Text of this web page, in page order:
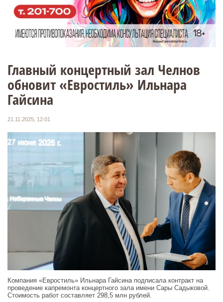
Главный концертный зал Челнов
обновит «Евростиль» Ильнара
Гайсина
21.11.2025, 12:01
Компания «Евростиль» Ильнара Гайсина подписала контракт на
проведение капремонта концертного зала имени Сары Садыковой.
Стоимость работ составляет 298,5 млн рублей.